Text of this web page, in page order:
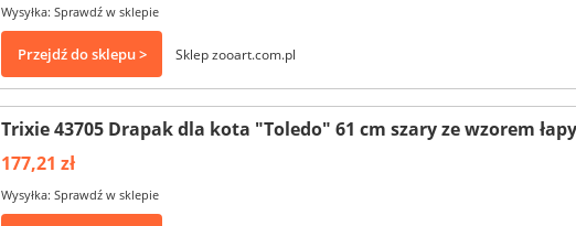
Wysyłka: Sprawdź w sklepie
Przejdź do sklepu > Sklep zooart.com.pl
Trixie 43705 Drapak dla kota "Toledo" 61 cm szary ze wzorem łapy
177,21 zł
Wysyłka: Sprawdź w sklepie